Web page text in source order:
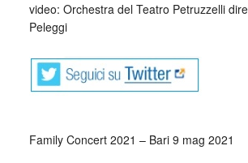
video: Orchestra del Teatro Petruzzelli
Peleggi
Family Concert 2021 – Bari 9 mag 2021